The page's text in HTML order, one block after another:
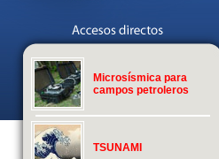
Microsísmica para
campos petroleros
TSUNAMI